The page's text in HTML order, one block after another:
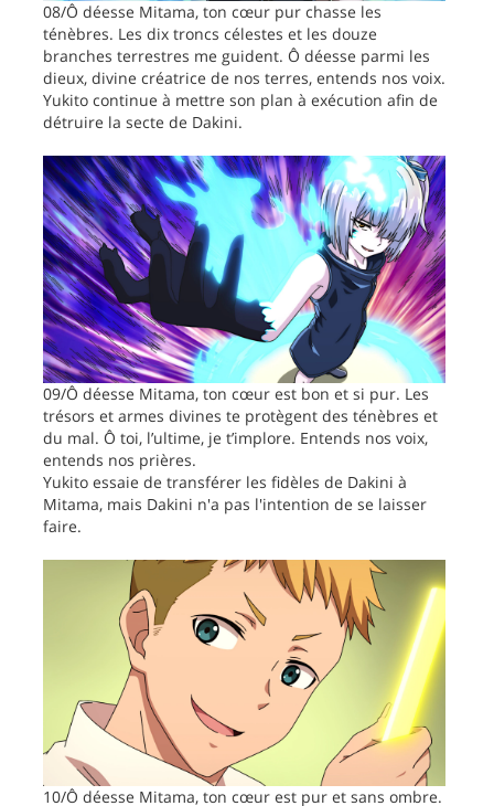
08/Ô déesse Mitama, ton cœur pur chasse les
ténèbres. Les dix troncs célestes et les douze
branches terrestres me guident. Ô déesse parmi les
dieux, divine créatrice de nos terres, entends nos voix.
Yukito continue à mettre son plan à exécution afin de
détruire la secte de Dakini.
09/Ô déesse Mitama, ton cœur est bon et si pur. Les
trésors et armes divines te protègent des ténèbres et
du mal. Ô toi, l’ultime, je t’implore. Entends nos voix,
entends nos prières.
Yukito essaie de transférer les fidèles de Dakini à
Mitama, mais Dakini n'a pas l'intention de se laisser
faire.
10/Ô déesse Mitama, ton cœur est pur et sans ombre.